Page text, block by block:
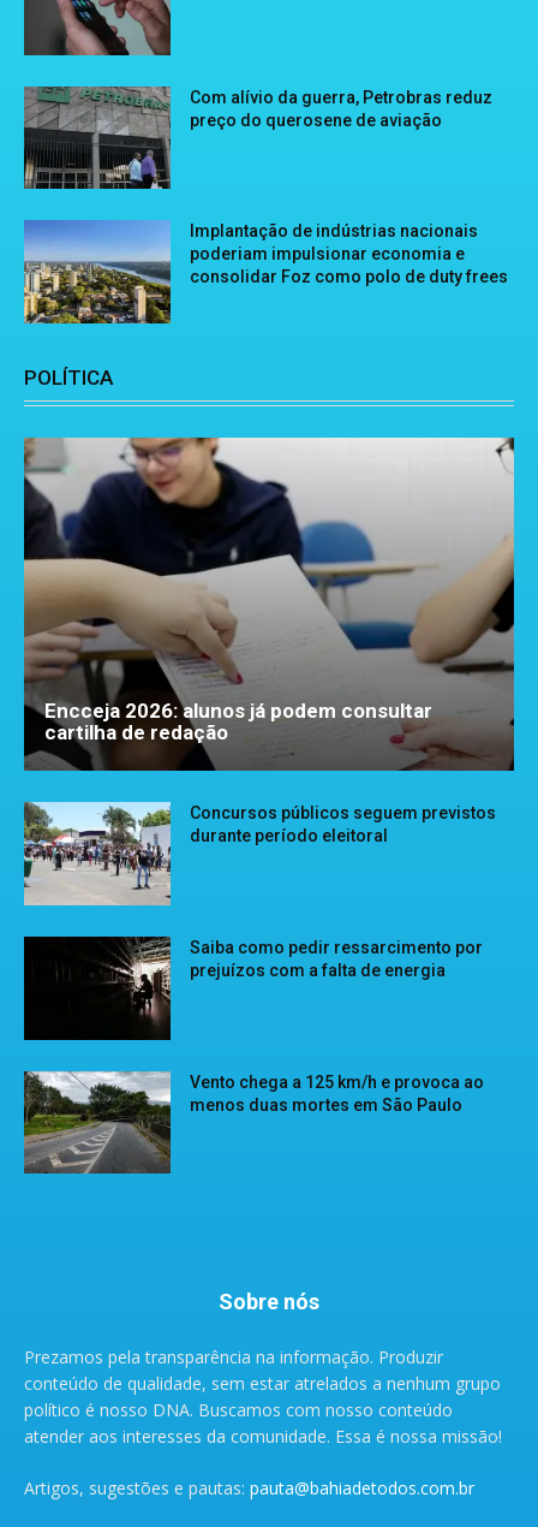
Com alívio da guerra, Petrobras reduz
preço do querosene de aviação
Implantação de indústrias nacionais
poderiam impulsionar economia e
consolidar Foz como polo de duty frees
POLÍTICA
Encceja 2026: alunos já podem consultar
cartilha de redação
Concursos públicos seguem previstos
durante período eleitoral
Saiba como pedir ressarcimento por
prejuízos com a falta de energia
Vento chega a 125 km/h e provoca ao
menos duas mortes em São Paulo
Sobre nós
Prezamos pela transparência na informação. Produzir
conteúdo de qualidade, sem estar atrelados a nenhum grupo
político é nosso DNA. Buscamos com nosso conteúdo
atender aos interesses da comunidade. Essa é nossa missão!
Artigos, sugestões e pautas: pauta@bahiadetodos.com.br